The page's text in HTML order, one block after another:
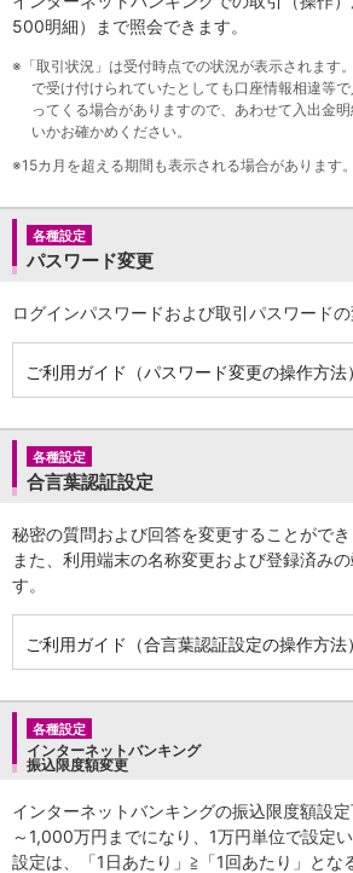
国民年金基金
WealthNavi for イオン銀行（ロボアドバイ
funds
まいクラウドファンディング
ローン
新規お借入れの方
お借換えの方
フラット35
カードローン
目的別ローン
目的別ローンマイページ
保険
保険TOP
個人年金保険
医療保険
就業不能保険
認知症保険
海外旅行保険
国内旅行傷害保険
スマホ保険
傷害保険
カード
クレジットカード
デビットカード
インターネットバンキング
アプリ
イオン銀行アプリTOP
500明細）まで照会できます。
※ 「取引状況」は受付時点での状況が表示されます
で受け付けられていたとしても口座情報相違等
ってくる場合がありますので、あわせて入出金
いかお確かめください。
※15カ月を超える期間も表示される場合があります。
各種設定
パスワード変更
ログインパスワードおよび取引パスワードの
ご利用ガイド（パスワード変更の操作方法）
各種設定
合言葉認証設定
秘密の質問および回答を変更することができ
また、利用端末の名称変更および登録済み
す。
ご利用ガイド（合言葉認証設定の操作方法）
各種設定
インターネットバンキング
振込限度額変更
インターネットバンキングの振込限度額設
～1,000万円までになり、1万円単位で設定
設定は、「1日あたり」≧「1回あたり」とな